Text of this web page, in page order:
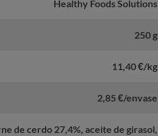
Healthy Foods Solutions
250 g
11,40 €/kg
2,85 €/envase
de cerdo 27,4%, aceite de girasol,